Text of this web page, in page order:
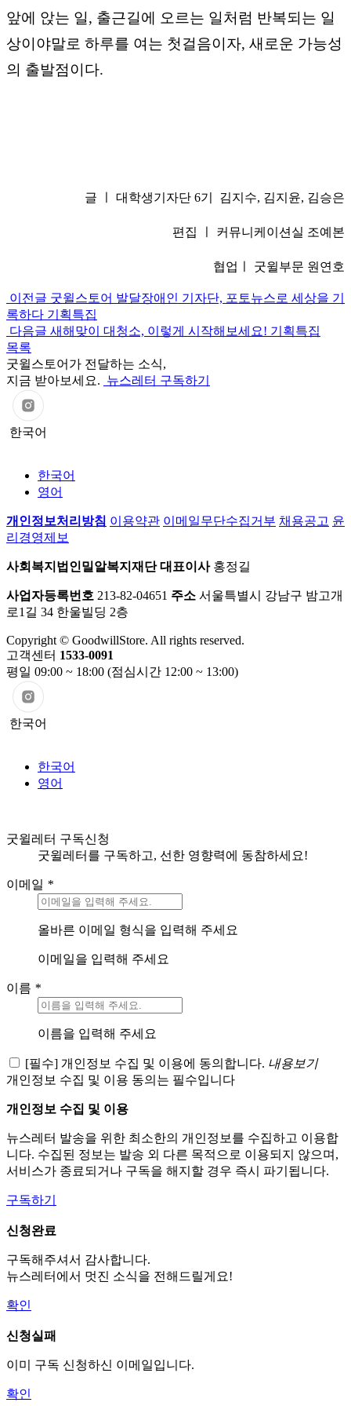
앞에 앉는 일, 출근길에 오르는 일처럼 반복되는 일
상이야말로 하루를 여는 첫걸음이자, 새로운 가능성
의 출발점이다.
글 ㅣ 대학생기자단 6기 김지수, 김지윤, 김승은
편집 ㅣ 커뮤니케이션실 조예본
협업ㅣ 굿윌부문 원연호
이전글 굿윌스토어 발달장애인 기자단, 포토뉴스로 세상을 기
록하다 기획특집
다음글 새해맞이 대청소, 이렇게 시작해보세요! 기획특집
목록
굿윌스토어가 전달하는 소식,
지금 받아보세요. 뉴스레터 구독하기
한국어
한국어
영어
개인정보처리방침 이용약관 이메일무단수집거부 채용공고 윤
리경영제보
사회복지법인밀알복지재단 대표이사홍정길
사업자등록번호 213-82-04651 주소 서울특별시 강남구 밤고개
로1길 34 한울빌딩 2층
Copyright © GoodwillStore. All rights reserved.
고객센터 1533-0091
평일 09:00 ~ 18:00 (점심시간 12:00 ~ 13:00)
한국어
한국어
영어
굿윌레터 구독신청
굿윌레터를 구독하고, 선한 영향력에 동참하세요!
이메일 *
올바른 이메일 형식을 입력해 주세요
이메일을 입력해 주세요
이름 *
이름을 입력해 주세요
[필수] 개인정보 수집 및 이용에 동의합니다. 내용보기
개인정보 수집 및 이용 동의는 필수입니다
개인정보 수집 및 이용
뉴스레터 발송을 위한 최소한의 개인정보를 수집하고 이용합
니다. 수집된 정보는 발송 외 다른 목적으로 이용되지 않으며,
서비스가 종료되거나 구독을 해지할 경우 즉시 파기됩니다.
구독하기
신청완료
구독해주셔서 감사합니다.
뉴스레터에서 멋진 소식을 전해드릴게요!
확인
신청실패
이미 구독 신청하신 이메일입니다.
확인